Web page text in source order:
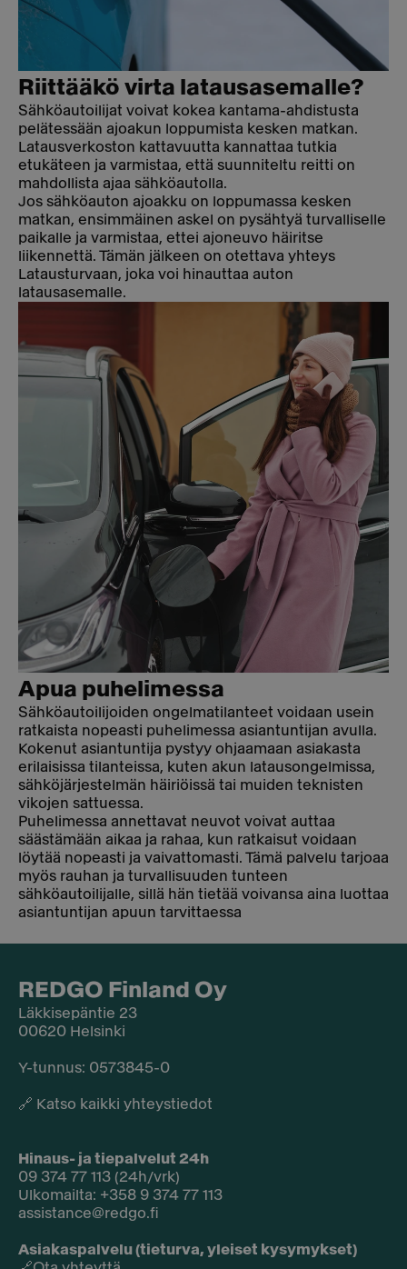
Riittääkö virta latausasemalle?
Sähköautoilijat voivat kokea kantama-ahdistusta
pelätessään ajoakun loppumista kesken matkan.
Latausverkoston kattavuutta kannattaa tutkia
etukäteen ja varmistaa, että suunniteltu reitti on
mahdollista ajaa sähköautolla.
Jos sähköauton ajoakku on loppumassa kesken
matkan, ensimmäinen askel on pysähtyä turvalliselle
paikalle ja varmistaa, ettei ajoneuvo häiritse
liikennettä. Tämän jälkeen on otettava yhteys
Latausturvaan, joka voi hinauttaa auton
latausasemalle.
Apua puhelimessa
Sähköautoilijoiden ongelmatilanteet voidaan usein
ratkaista nopeasti puhelimessa asiantuntijan avulla.
Kokenut asiantuntija pystyy ohjaamaan asiakasta
erilaisissa tilanteissa, kuten akun latausongelmissa,
sähköjärjestelmän häiriöissä tai muiden teknisten
vikojen sattuessa.
Puhelimessa annettavat neuvot voivat auttaa
säästämään aikaa ja rahaa, kun ratkaisut voidaan
löytää nopeasti ja vaivattomasti. Tämä palvelu tarjoaa
myös rauhan ja turvallisuuden tunteen
sähköautoilijalle, sillä hän tietää voivansa aina luottaa
asiantuntijan apuun tarvittaessa
REDGO Finland Oy
Läkkisepäntie 23
00620 Helsinki
Y-tunnus: 0573845-0​
🔗 Katso kaikki yhteystiedot
Hinaus- ja tiepalvelut 24h
09 374 77 113 (24h/vrk)
Ulkomailta: +358 9 374 77 113
assistance@redgo.fi
Asiakaspalvelu (tieturva, yleiset kysymykset)